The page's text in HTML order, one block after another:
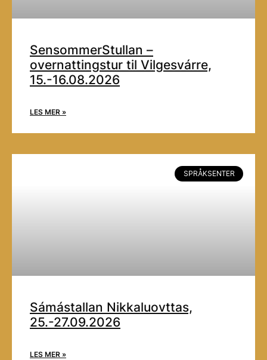
SensommerStullan –
overnattingstur til Vilgesvárre,
15.-16.08.2026
LES MER »
SPRÅKSENTER
Sámástallan Nikkaluovttas,
25.-27.09.2026
LES MER »